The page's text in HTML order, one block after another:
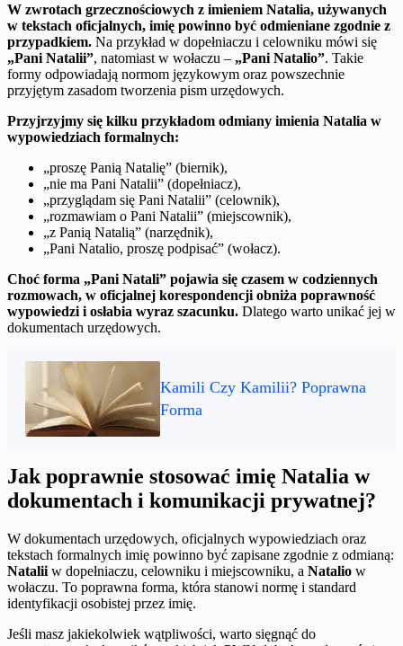
W zwrotach grzecznościowych z imieniem Natalia, używanych
w tekstach oficjalnych, imię powinno być odmieniane zgodnie z
przypadkiem. Na przykład w dopełniaczu i celowniku mówi się
„Pani Natalii”, natomiast w wołaczu – „Pani Natalio”. Takie
formy odpowiadają normom językowym oraz powszechnie
przyjętym zasadom tworzenia pism urzędowych.
Przyjrzyjmy się kilku przykładom odmiany imienia Natalia w
wypowiedziach formalnych:
„proszę Panią Natalię” (biernik),
„nie ma Pani Natalii” (dopełniacz),
„przyglądam się Pani Natalii” (celownik),
„rozmawiam o Pani Natalii” (miejscownik),
„z Panią Natalią” (narzędnik),
„Pani Natalio, proszę podpisać” (wołacz).
Choć forma „Pani Natali” pojawia się czasem w codziennych
rozmowach, w oficjalnej korespondencji obniża poprawność
wypowiedzi i osłabia wyraz szacunku. Dlatego warto unikać jej w
dokumentach urzędowych.
Kamili Czy Kamilii? Poprawna
Forma
Jak poprawnie stosować imię Natalia w
dokumentach i komunikacji prywatnej?
W dokumentach urzędowych, oficjalnych wypowiedziach oraz
tekstach formalnych imię powinno być zapisane zgodnie z odmianą:
Natalii w dopełniaczu, celowniku i miejscowniku, a Natalio w
wołaczu. To poprawna forma, która stanowi normę i standard
identyfikacji osobistej przez imię.
Jeśli masz jakiekolwiek wątpliwości, warto sięgnąć do